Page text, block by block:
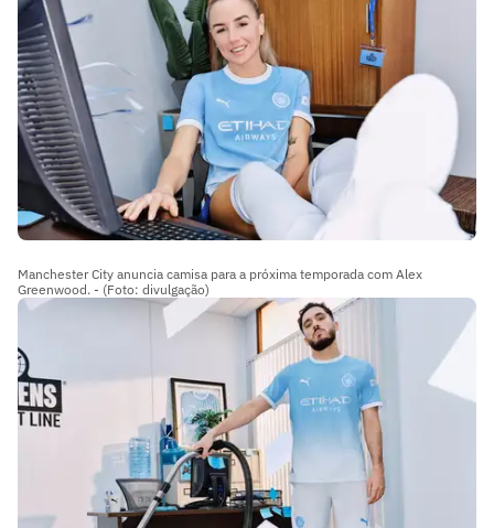
Manchester City anuncia camisa para a próxima temporada com Alex
Greenwood. - (Foto: divulgação)